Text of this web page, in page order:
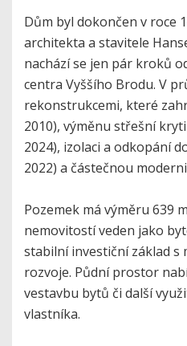
Dům byl dokončen v roce
architekta a stavitele
nachází se jen pár kroků
centra Vyššího Brodu. V
rekonstrukcemi, které
2010), výměnu střešní
2024), izolaci a odkopání
2022) a částečnou
Pozemek má výměru 639
nemovitostí veden jako
stabilní investiční základ s
rozvoje. Půdní prostor
vestavbu bytů či další
vlastníka.